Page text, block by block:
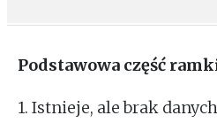
Podstawowa część
1. Istnieje, ale brak